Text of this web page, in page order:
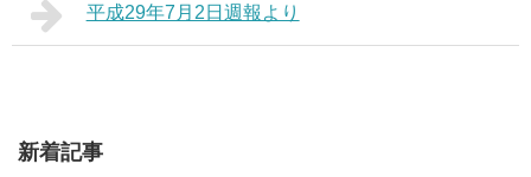
平成29年7月2日週報より
新着記事